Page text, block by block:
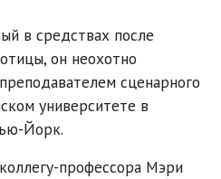
в средствах после
он неохотно
сценарного
университете в
Йорк.
профессора Мэри